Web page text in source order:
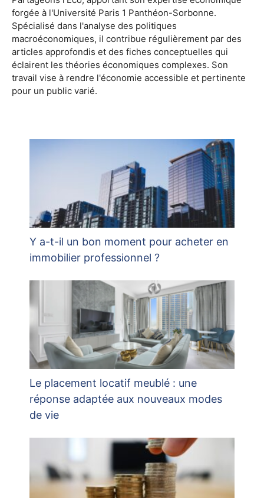
forgée à l'Université Paris 1 Panthéon-Sorbonne.
Spécialisé dans l'analyse des politiques
macroéconomiques, il contribue régulièrement par des
articles approfondis et des fiches conceptuelles qui
éclairent les théories économiques complexes. Son
travail vise à rendre l'économie accessible et pertinente
pour un public varié.
Y a-t-il un bon moment pour acheter en
immobilier professionnel ?
Le placement locatif meublé : une
réponse adaptée aux nouveaux modes
de vie